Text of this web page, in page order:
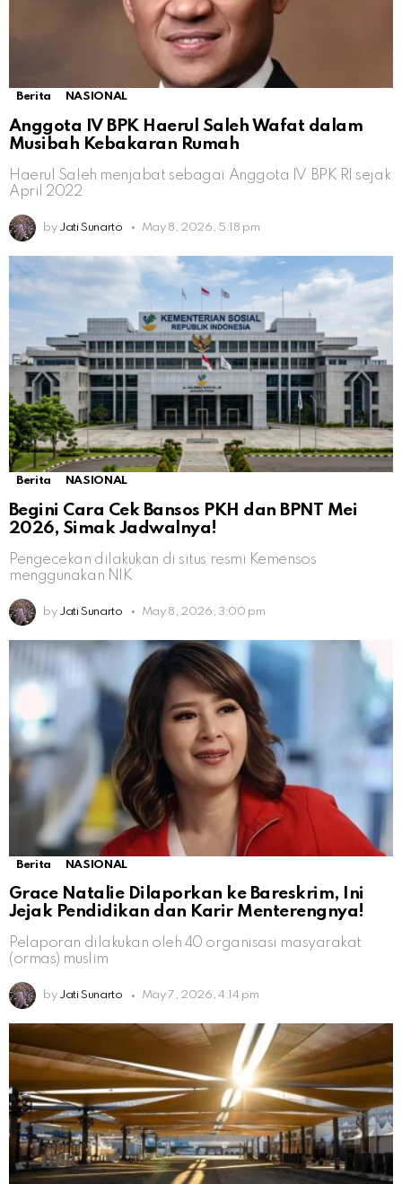
Berita NASIONAL
Anggota IV BPK Haerul Saleh Wafat dalam
Musibah Kebakaran Rumah
Haerul Saleh menjabat sebagai Anggota IV BPK RI sejak
April 2022
by Jati Sunarto May 8, 2026, 5:18 pm
Berita NASIONAL
Begini Cara Cek Bansos PKH dan BPNT Mei
2026, Simak Jadwalnya!
Pengecekan dilakukan di situs resmi Kemensos
menggunakan NIK
by Jati Sunarto May 8, 2026, 3:00 pm
Berita NASIONAL
Grace Natalie Dilaporkan ke Bareskrim, Ini
Jejak Pendidikan dan Karir Menterengnya!
Pelaporan dilakukan oleh 40 organisasi masyarakat
(ormas) muslim
by Jati Sunarto May 7, 2026, 4:14 pm